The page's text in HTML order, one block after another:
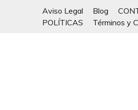
Aviso Legal Blog
POLÍTICAS
Términos y